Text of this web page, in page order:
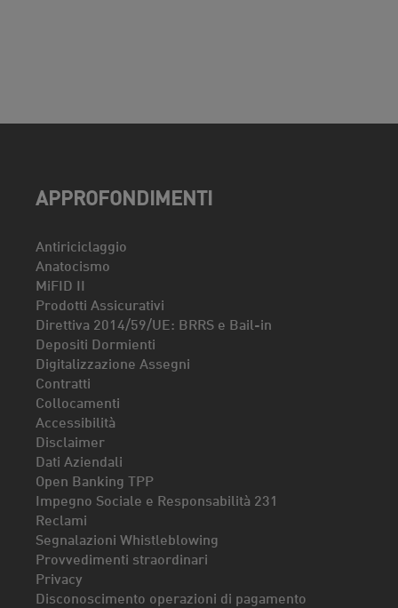
APPROFONDIMENTI
Antiriciclaggio
Anatocismo
MiFID II
Prodotti Assicurativi
Direttiva 2014/59/UE: BRRS e Bail-in
Depositi Dormienti
Digitalizzazione Assegni
Contratti
Collocamenti
Accessibilità
Disclaimer
Dati Aziendali
Open Banking TPP
Impegno Sociale e Responsabilità 231
Reclami
Segnalazioni Whistleblowing
Provvedimenti straordinari
Privacy
Disconoscimento operazioni di pagamento